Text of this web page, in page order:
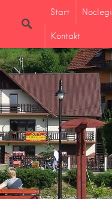
Start Noclegi
Kontakt